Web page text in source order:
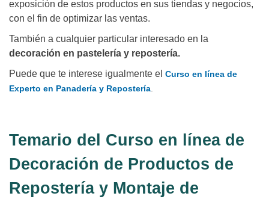
exposición de estos productos en sus tiendas y negocios,
con el fin de optimizar las ventas.
También a cualquier particular interesado en la
decoración en pastelería y repostería.
Puede que te interese igualmente el Curso en línea de
Experto en Panadería y Repostería.
Temario del Curso en línea de
Decoración de Productos de
Repostería y Montaje de